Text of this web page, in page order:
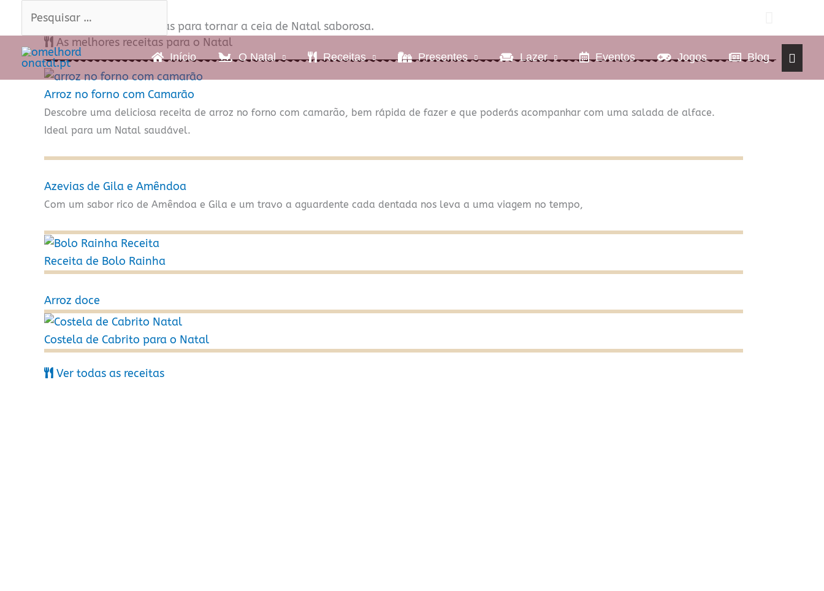
content
Início O Natal Receitas Presentes Lazer Eventos Jogos Blog
Conhece as nossas ideias para tornar a ceia de Natal saborosa.
As melhores receitas para o Natal
Arroz no forno com Camarão
Descobre uma deliciosa receita de arroz no forno com camarão, bem rápida de fazer e que poderás acompanhar com uma salada de alface.
Ideal para um Natal saudável.
Azevias de Gila e Amêndoa
Com um sabor rico de Amêndoa e Gila e um travo a aguardente cada dentada nos leva a uma viagem no tempo,
Receita de Bolo Rainha
Arroz doce
Costela de Cabrito para o Natal
Ver todas as receitas
…